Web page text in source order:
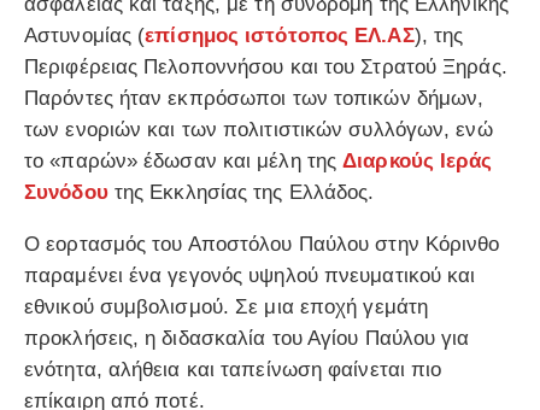
Αστυνομίας (επίσημος ιστότοπος ΕΛ.ΑΣ), της
Περιφέρειας Πελοποννήσου και του Στρατού Ξηράς.
Παρόντες ήταν εκπρόσωποι των τοπικών δήμων,
των ενοριών και των πολιτιστικών συλλόγων, ενώ
το «παρών» έδωσαν και μέλη τηςΔιαρκούς Ιεράς
Συνόδουτης Εκκλησίας της Ελλάδος.
Ο εορτασμός του Αποστόλου Παύλου στην Κόρινθο
παραμένει ένα γεγονός υψηλού πνευματικού και
εθνικού συμβολισμού. Σε μια εποχή γεμάτη
προκλήσεις, η διδασκαλία του Αγίου Παύλου για
ενότητα, αλήθεια και ταπείνωση φαίνεται πιο
επίκαιρη από ποτέ.